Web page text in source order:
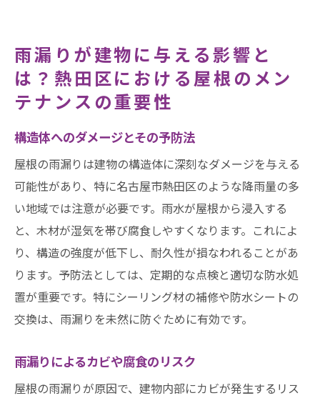
雨漏りが建物に与える影響と
は？熱田区における屋根のメン
テナンスの重要性
構造体へのダメージとその予防法
屋根の雨漏りは建物の構造体に深刻なダメージを与える
可能性があり、特に名古屋市熱田区のような降雨量の多
い地域では注意が必要です。雨水が屋根から浸入する
と、木材が湿気を帯び腐食しやすくなります。これによ
り、構造の強度が低下し、耐久性が損なわれることがあ
ります。予防法としては、定期的な点検と適切な防水処
置が重要です。特にシーリング材の補修や防水シートの
交換は、雨漏りを未然に防ぐために有効です。
雨漏りによるカビや腐食のリスク
屋根の雨漏りが原因で、建物内部にカビが発生するリス